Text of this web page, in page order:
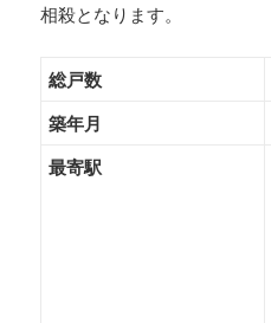
相殺となります。
総戸数
築年月
最寄駅